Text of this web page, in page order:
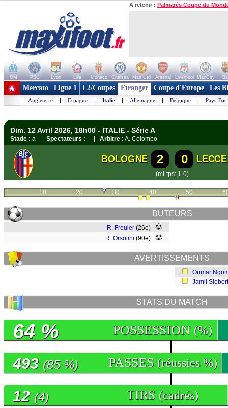
A retenir : Palmarès Coupe du
OM PSG Lyon Lille Monaco Chelsea Man Utd Arsenal Liverpool ManCity
+ de clubs
Mercato Ligue 1 L2/Coupes Etranger Coupe d'Europe Les
Angleterre | Espagne | Italie | Allemagne | Belgique | Pays-Bas
Dim. 12 Avril 2026, 18h00 - ITALIE - Série A
Stade : à | Spectateurs : - | Arbitre : A. Colombo
BOLOGNE 2 0 LECCE
(mi-tps: 1-0)
1 10 20 30 40 50
BUTEURS
R. Freuler (26e)
R. Orsolini (90e)
AVERTISSEMENTS
Oumar
Jamil Siebert
STATS DU MATCH
POSSESSION (%)
64 %
PASSES (réussies %)
493 (85 %)
TIRS (cadrés)
12 (4)